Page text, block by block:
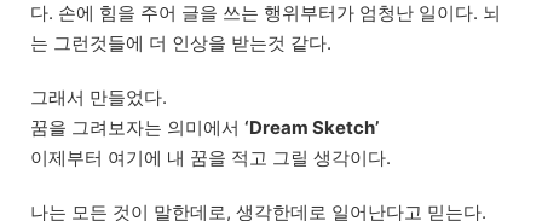
다. 손에 힘을 주어 글을 쓰는 행위부터가 엄청난 일이다. 뇌
는 그런것들에 더 인상을 받는것 같다.
그래서 만들었다.
꿈을 그려보자는 의미에서 ‘Dream Sketch’
이제부터 여기에 내 꿈을 적고 그릴 생각이다.
나는 모든 것이 말한데로, 생각한데로 일어난다고 믿는다.